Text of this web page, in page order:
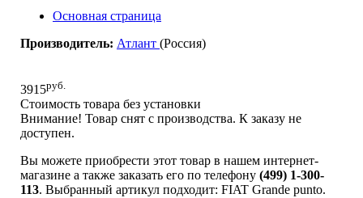
Основная страница
Производитель: Атлант (Россия)
3915руб.
Стоимость товара без установки
Внимание! Товар снят с производства. К заказу не
доступен.
Вы можете приобрести этот товар в нашем интернет-
магазине а также заказать его по телефону (499) 1-300-
113. Выбранный артикул подходит: FIAT Grande punto.